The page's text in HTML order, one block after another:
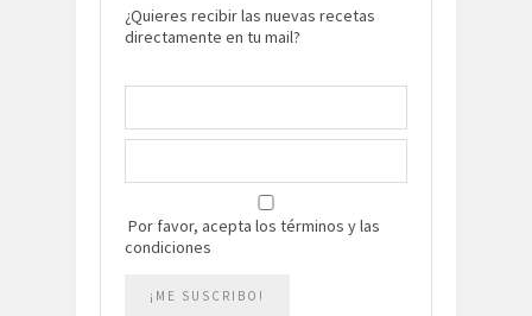
¿Quieres recibir las nuevas recetas
directamente en tu mail?
Por favor, acepta los términos y las
condiciones